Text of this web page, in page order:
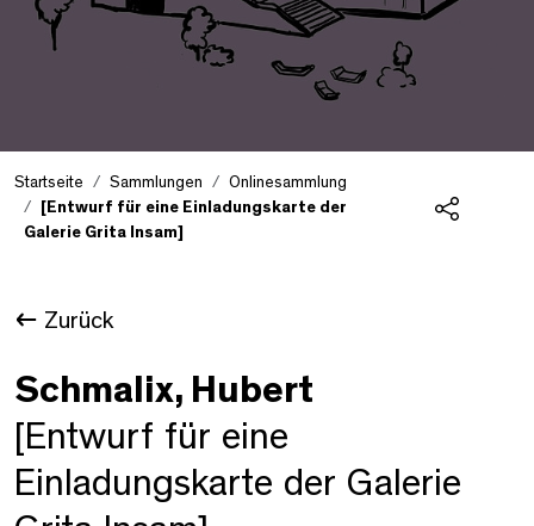
Startseite Sammlungen
Onlinesammlung
[Entwurf für eine Einladungskarte der
Galerie Grita Insam]
Zurück
Schmalix, Hubert
[Entwurf für eine
Einladungskarte der Galerie